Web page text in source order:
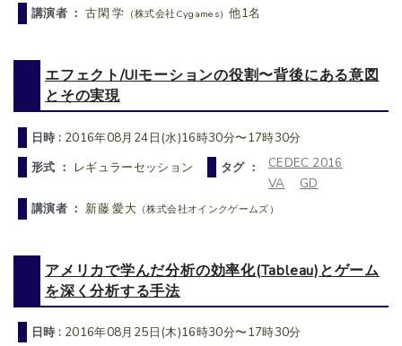
講演者 ：古閑 学 （株式会社Cygames）他1名
エフェクト/UIモーションの役割〜背後にある意図
とその実現
日時 : 2016年08月24日(水)16時30分〜17時30分
形式 ： レギュラーセッション タグ ：
CEDEC 2016
VA
GD
講演者 ： 新藤 愛大 （株式会社オインクゲームズ）
アメリカで学んだ分析の効率化(Tableau)とゲーム
を深く分析する手法
日時 : 2016年08月25日(木)16時30分〜17時30分